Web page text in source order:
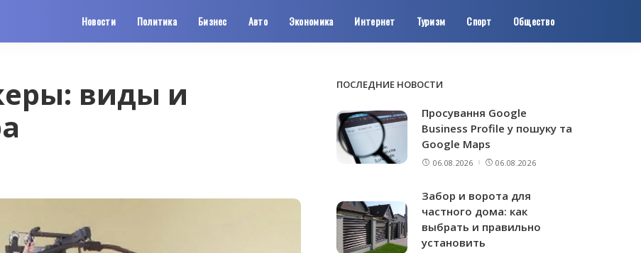
Новости Политика Бизнес Авто Экономика Интернет Туризм Спорт Общество
виды и
ПОСЛЕДНИЕ НОВОСТИ
Просування Google
Business Profile у пошуку та
Google Maps
06.08.2026 06.08.2026
Забор и ворота для
частного дома: как
выбрать и правильно
установить